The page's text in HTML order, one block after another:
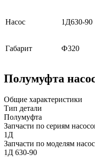
Насос 1Д630-90
Габарит Ф320
Полумуфта
Общие характеристики
Тип детали
Полумуфта
Запчасти по сериям
1Д
Запчасти по моделям
1Д 630-90